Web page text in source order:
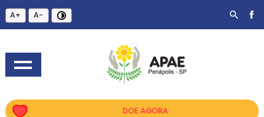
A+ A-
DOE AGORA